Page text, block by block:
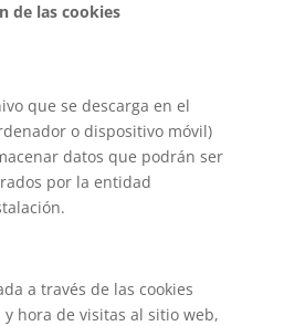
de las cookies
que se descarga en el
o dispositivo móvil)
datos que podrán ser
por la entidad
a través de las cookies
hora de visitas al sitio web,